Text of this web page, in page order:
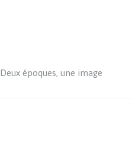
Deux époques, une image